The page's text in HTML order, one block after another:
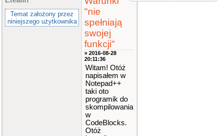
Temat założony przez
niniejszego użytkownika
"nie
spełniają
swojej
funkcji"
» 2016-08-28
20:11:36
Witam! Otóż
napisałem w
Notepad++
taki oto
programik do
skompilowania
w
CodeBlocks.
Otóż